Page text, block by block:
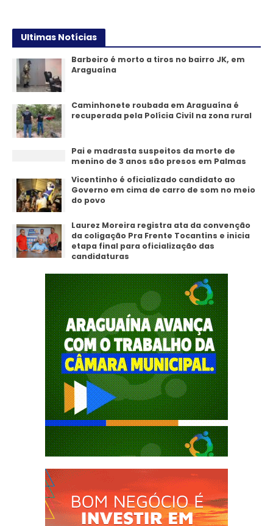
Ultimas Notícias
Barbeiro é morto a tiros no bairro JK, em
Araguaína
Caminhonete roubada em Araguaína é
recuperada pela Polícia Civil na zona rural
Pai e madrasta suspeitos da morte de
menino de 3 anos são presos em Palmas
Vicentinho é oficializado candidato ao
Governo em cima de carro de som no meio
do povo
Laurez Moreira registra ata da convenção
da coligação Pra Frente Tocantins e inicia
etapa final para oficialização das
candidaturas